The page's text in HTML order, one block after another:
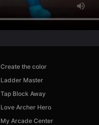
Create the color
Ladder Master
Tap Block Away
Love Archer Hero
My Arcade Center